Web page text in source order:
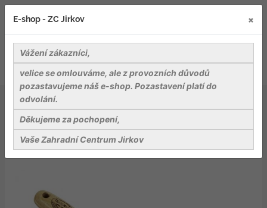
Nářadí a pomůcky
Kultivátor Combi, násada 140mm
E-shop - ZC Jirkov ×
Vážení zákazníci,
velice se omlouváme, ale z provozních důvodů
pozastavujeme náš e-shop. Pozastavení platí do
odvolání.
Děkujeme za pochopení,
Vaše Zahradní Centrum Jirkov